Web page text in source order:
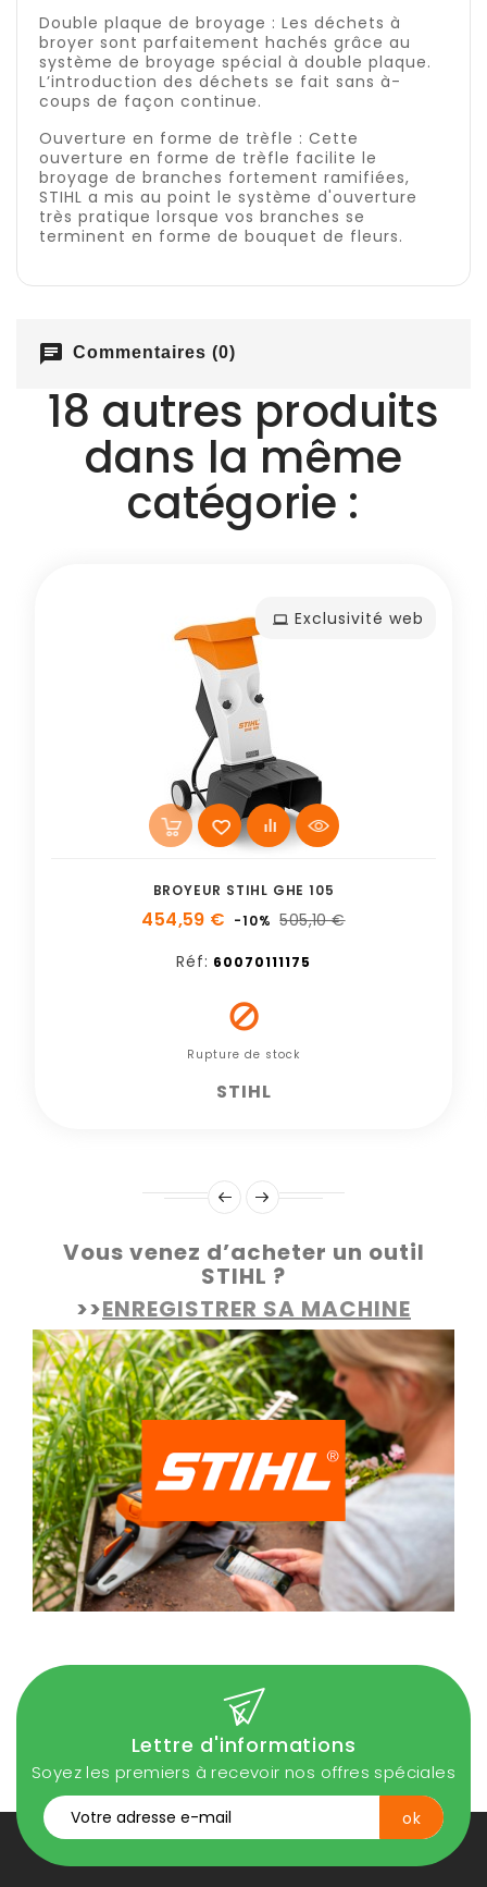
Double plaque de broyage : Les déchets à
broyer sont parfaitement hachés grâce au
système de broyage spécial à double plaque.
L’introduction des déchets se fait sans à-
coups de façon continue.
Ouverture en forme de trèfle : Cette
ouverture en forme de trèfle facilite le
broyage de branches fortement ramifiées,
STIHL a mis au point le système d'ouverture
très pratique lorsque vos branches se
terminent en forme de bouquet de fleurs.
chat Commentaires (0)
18 autres produits
dans la même
catégorie :
Exclusivité web
BROYEUR STIHL GHE 105
454,59 € -10% 505,10 €
Réf: 60070111175

Rupture de stock
STIHL
Vous venez d’acheter un outil
STIHL ?
>>ENREGISTRER SA MACHINE
Lettre d'informations
Soyez les premiers à recevoir nos offres spéciales